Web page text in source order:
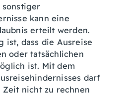
sonstiger
kann eine
erteilt werden.
ist, dass die Ausreise
oder tatsächlichen
ist. Mit dem
darf
Zeit nicht zu rechnen